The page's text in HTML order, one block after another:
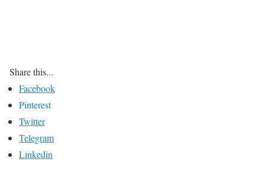
Share this...
Facebook
Pinterest
Twitter
Telegram
Linkedin